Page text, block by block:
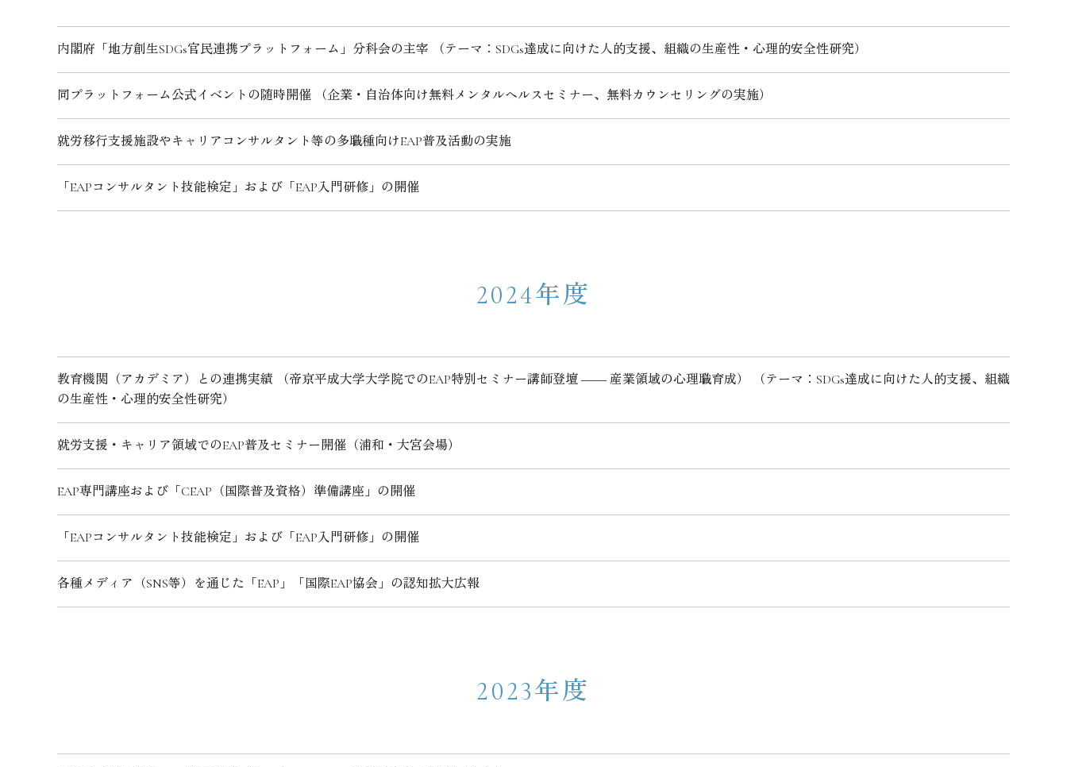
内閣府「地方創生SDGs官民連携プラットフォーム」分科会の主宰 （テーマ：SDGs達成に向けた人的支援、組織の生産性・心理的安全性研究）
同プラットフォーム公式イベントの随時開催 （企業・自治体向け無料メンタルヘルスセミナー、無料カウンセリングの実施）
就労移行支援施設やキャリアコンサルタント等の多職種向けEAP普及活動の実施
「EAPコンサルタント技能検定」および「EAP入門研修」の開催
2024年度
教育機関（アカデミア）との連携実績 （帝京平成大学大学院でのEAP特別セミナー講師登壇 ―― 産業領域の心理職育成） （テーマ：SDGs達成に向けた人的支援、組織
の生産性・心理的安全性研究）
就労支援・キャリア領域でのEAP普及セミナー開催（浦和・大宮会場）
EAP専門講座および「CEAP（国際普及資格）準備講座」の開催
「EAPコンサルタント技能検定」および「EAP入門研修」の開催
各種メディア（SNS等）を通じた「EAP」「国際EAP協会」の認知拡大広報
2023年度